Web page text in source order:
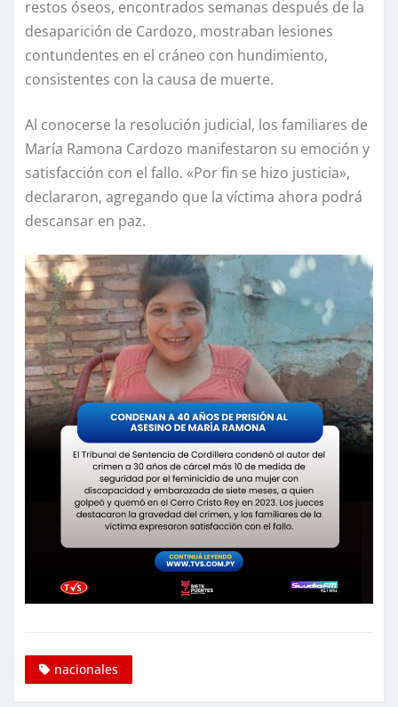
restos óseos, encontrados semanas después de la
desaparición de Cardozo, mostraban lesiones
contundentes en el cráneo con hundimiento,
consistentes con la causa de muerte.
Al conocerse la resolución judicial, los familiares de
María Ramona Cardozo manifestaron su emoción y
satisfacción con el fallo. «Por fin se hizo justicia»,
declararon, agregando que la víctima ahora podrá
descansar en paz.
nacionales